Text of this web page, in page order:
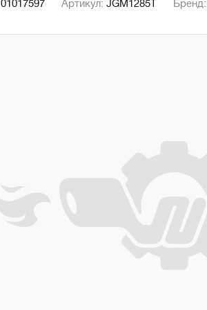
01017597 Артикул: JGM1285T Бренд: